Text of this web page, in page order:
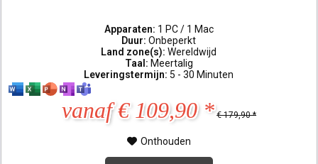
Apparaten: 1 PC / 1 Mac
Duur:Onbeperkt
Land zone(s):Wereldwijd
Taal: Meertalig
Leveringstermijn: 5 - 30 Minuten
vanaf € 109,90 * € 179,90 *
Onthouden